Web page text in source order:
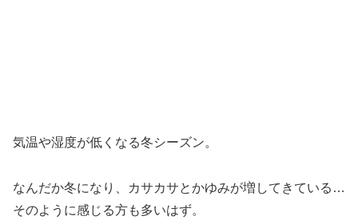
気温や湿度が低くなる冬シーズン。
なんだか冬になり、カサカサとかゆみが増してきている…
そのように感じる方も多いはず。